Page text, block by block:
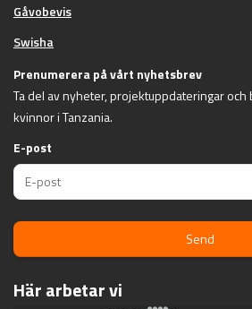
Gåvobevis
Swisha
Prenumerera på vårt nyhetsbrev
Ta del av nyheter, projektuppdateringar
kvinnor i Tanzania.
E-post
Send
Här arbetar vi